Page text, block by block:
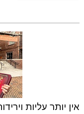
אין יותר עליות